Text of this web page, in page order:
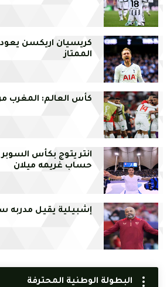
كريسيان اريكسن يعود
الممتاز
كأس العالم: المغرب
انتر يتوج بكأس السوبر
حساب غريمه ميلان
إشبيلية يقيل مدربه
البطولة الوطنية المحترفة